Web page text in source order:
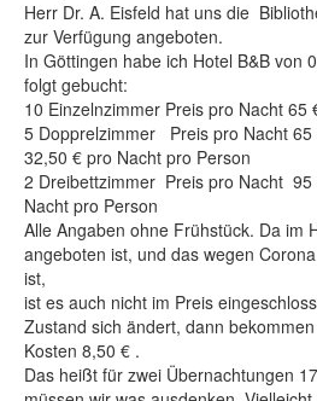
Publikationen
Shop
Über uns
Herr Dr. A. Eisfeld hat uns die
zur Verfügung angeboten.
In Göttingen habe ich Hotel B&B von
folgt gebucht:
10 Einzelnzimmer Preis pro Nacht 65
5 Dopprelzimmer Preis pro Nacht 65
32,50 € pro Nacht pro Person
2 Dreibettzimmer Preis pro Nacht 95
Nacht pro Person
Alle Angaben ohne Frühstück. Da im
angeboten ist, und das wegen
ist,
ist es auch nicht im Preis
Zustand sich ändert, dann
Kosten 8,50 € .
Das heißt für zwei Übernachtungen